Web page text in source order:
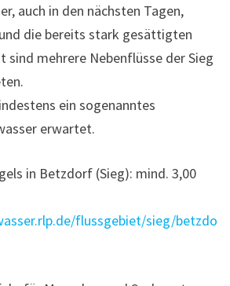
auch in den nächsten Tagen,
die bereits stark gesättigten
sind mehrere Nebenflüsse der Sieg
ein sogenanntes
erwartet.
in Betzdorf (Sieg): mind. 3,00
flussgebiet/sieg/betzdo